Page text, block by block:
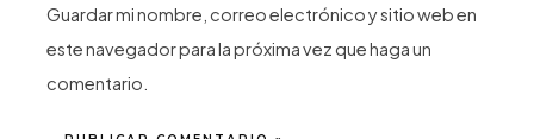
Guardar mi nombre, correo electrónico y sitio web en
este navegador para la próxima vez que haga un
comentario.